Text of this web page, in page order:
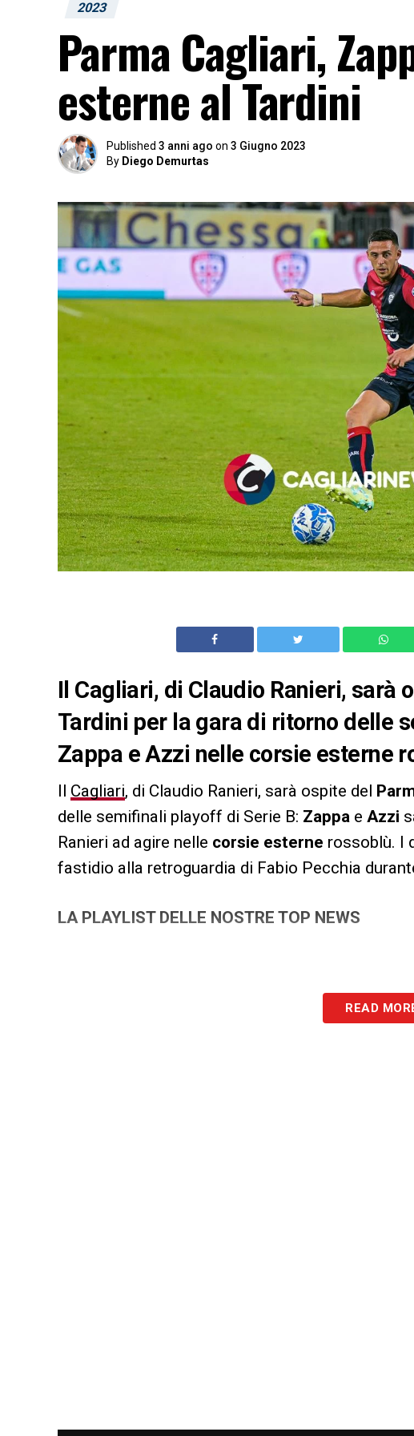
2023
Parma Cagliari,
esterne al Tardini
Published 3 anni ago on 3 Giugno 2023
By Diego Demurtas
Il Cagliari, di Claudio Ranieri, sarà
Tardini per la gara di ritorno delle
Zappa e Azzi nelle corsie esterne
Il Cagliari, di Claudio Ranieri, sarà ospite del
delle semifinali playoff di Serie B: Zappa e Azzi
Ranieri ad agire nelle corsie esterne rossoblù. I
fastidio alla retroguardia di Fabio Pecchia
LA PLAYLIST DELLE NOSTRE TOP NEWS
READ